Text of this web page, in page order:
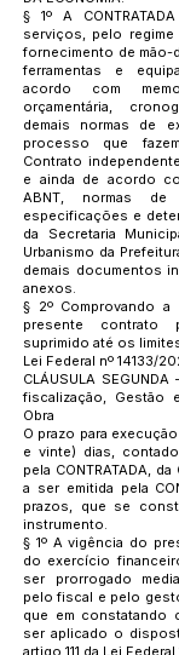
§ 1º A
serviços, pelo regime
fornecimento de mão-
ferramentas e
acordo com
orçamentária,
demais normas de
processo que
Contrato
e ainda de acordo
ABNT, normas de
especificações e
da Secretaria
Urbanismo da
demais documentos
anexos.
§ 2º Comprovando
presente contrato
suprimido até os
Lei Federal nº 14133/
CLÁUSULA
fiscalização, Gestão
Obra
O prazo para
e vinte) dias,
pela CONTRATADA,
a ser emitida pela
prazos, que se
instrumento.
§ 1º A vigência do
do exercício
ser prorrogado
pelo fiscal e pelo
que em constatando
ser aplicado o
artigo 111 da Lei Federal